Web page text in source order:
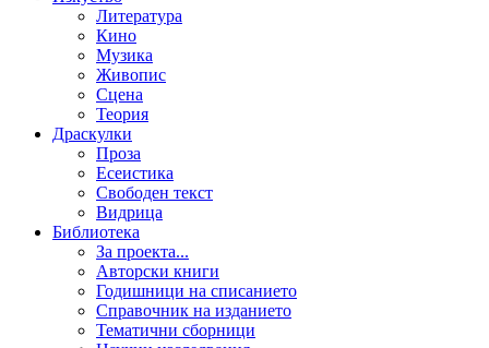
Литература
Кино
Музика
Живопис
Сцена
Теория
Драскулки
Проза
Есеистика
Свободен текст
Видрица
Библиотека
За проекта...
Авторски книги
Годишници на списанието
Справочник на изданието
Тематични сборници